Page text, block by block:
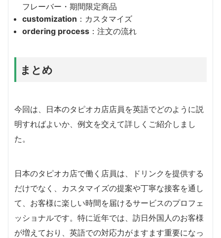
フレーバー・期間限定商品
customization ：カスタマイズ
ordering process ：注文の流れ
まとめ
今回は、日本のタピオカ店店員を英語でどのように説
明すればよいか、例文を交えて詳しくご紹介しまし
た。
日本のタピオカ店で働く店員は、ドリンクを提供する
だけでなく、カスタマイズの提案や丁寧な接客を通し
て、お客様に楽しい時間を届けるサービスのプロフェ
ッショナルです。特に近年では、訪日外国人のお客様
が増えており、英語での対応力がますます重要になっ